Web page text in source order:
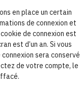
en place un certain
de connexion et
de connexion est
est d’un an. Si vous
sera conservé
de votre compte, le